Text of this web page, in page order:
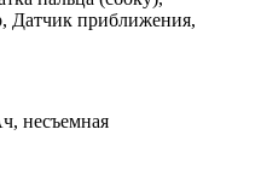
Датчик приближения,
несъемная